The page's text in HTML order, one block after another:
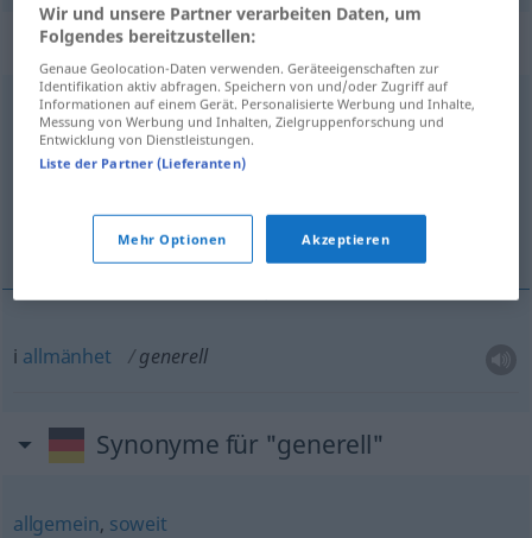
„generell“: Adverb, Umstandswort
generelladv
Übersicht aller Übersetzungen
i allmänhet
i allmänhet generell
Synonyme für "generell"
allgemein, soweit
Wir und unsere Partner verarbeiten Daten, um
Folgendes bereitzustellen:
Genaue Geolocation-Daten verwenden. Geräteeigenschaften zur
Identifikation aktiv abfragen. Speichern von und/oder Zugriff auf
Informationen auf einem Gerät. Personalisierte Werbung und Inhalte,
Messung von Werbung und Inhalten, Zielgruppenforschung und
Entwicklung von Dienstleistungen.
Liste der Partner (Lieferanten)
Mehr Optionen Akzeptieren